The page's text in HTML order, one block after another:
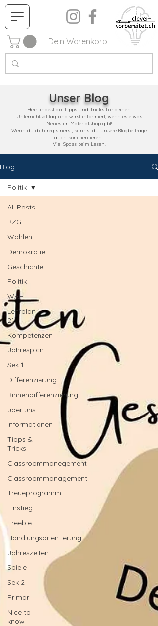
Dein Warenkorb
Unser Blog
Heir findest du Tipps und Tricks für deinen
Unterrichtsalltag und wirst informiert, wenn es etwas
Neues im Materialshop gibt!
Wenn du dich registrierst, kannst du unsere Blogbeiträge
auch kommentieren.
Viel Spass beim Lesen.
Blog
All Posts
RZG
Wahlen
Demokratie
Geschichte
Politik
WAH
Lehrplan
21
Kompetenzen
Jahresplan
Sek 1
Differenzierung
Binnendifferenzierung
über uns
Informationen
Tipps &
Tricks
Classroommanegement
Classroommanagement
Treueprogramm
Einstieg
Freebie
Handlungsorientierung
Jahreszeiten
Spiele
Sek 2
Primar
Nice to
know
Politik